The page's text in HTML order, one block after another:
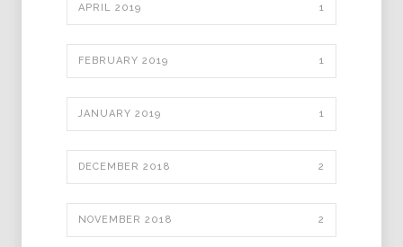
APRIL 2019 1
FEBRUARY 2019 1
JANUARY 2019 1
DECEMBER 2018 2
NOVEMBER 2018 2